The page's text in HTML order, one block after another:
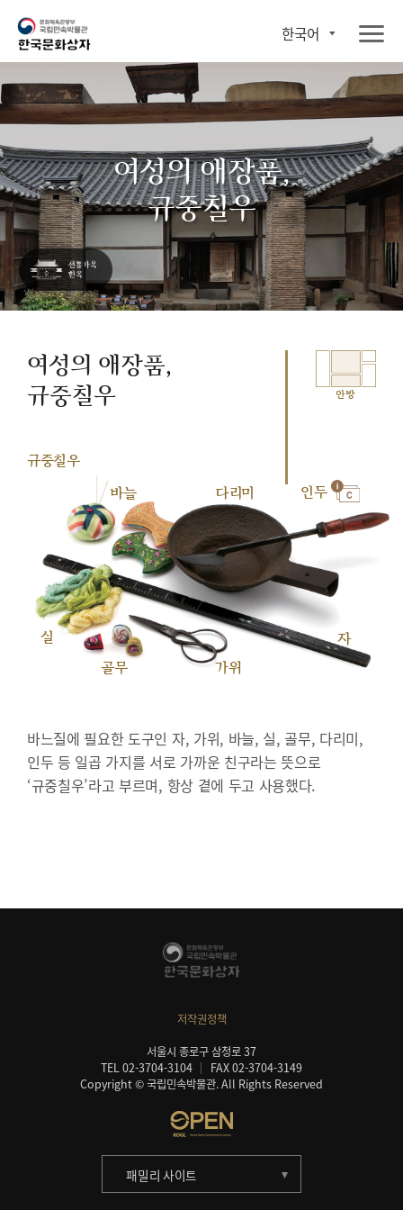
한국어
여성의 애장품,
규중칠우
여성의 애장품,
규중칠우
안방
규중칠우
바늘
다리미 인두
실
골무
가위
자
바느질에 필요한 도구인 자, 가위, 바늘, 실, 골무, 다리미,
인두 등 일곱 가지를 서로 가까운 친구라는 뜻으로
‘규중칠우’라고 부르며, 항상 곁에 두고 사용했다.
저작권정책
서울시 종로구 삼청로 37
TEL 02-3704-3104
FAX 02-3704-3149
Copyright © 국립민속박물관. All Rights Reserved
패밀리 사이트